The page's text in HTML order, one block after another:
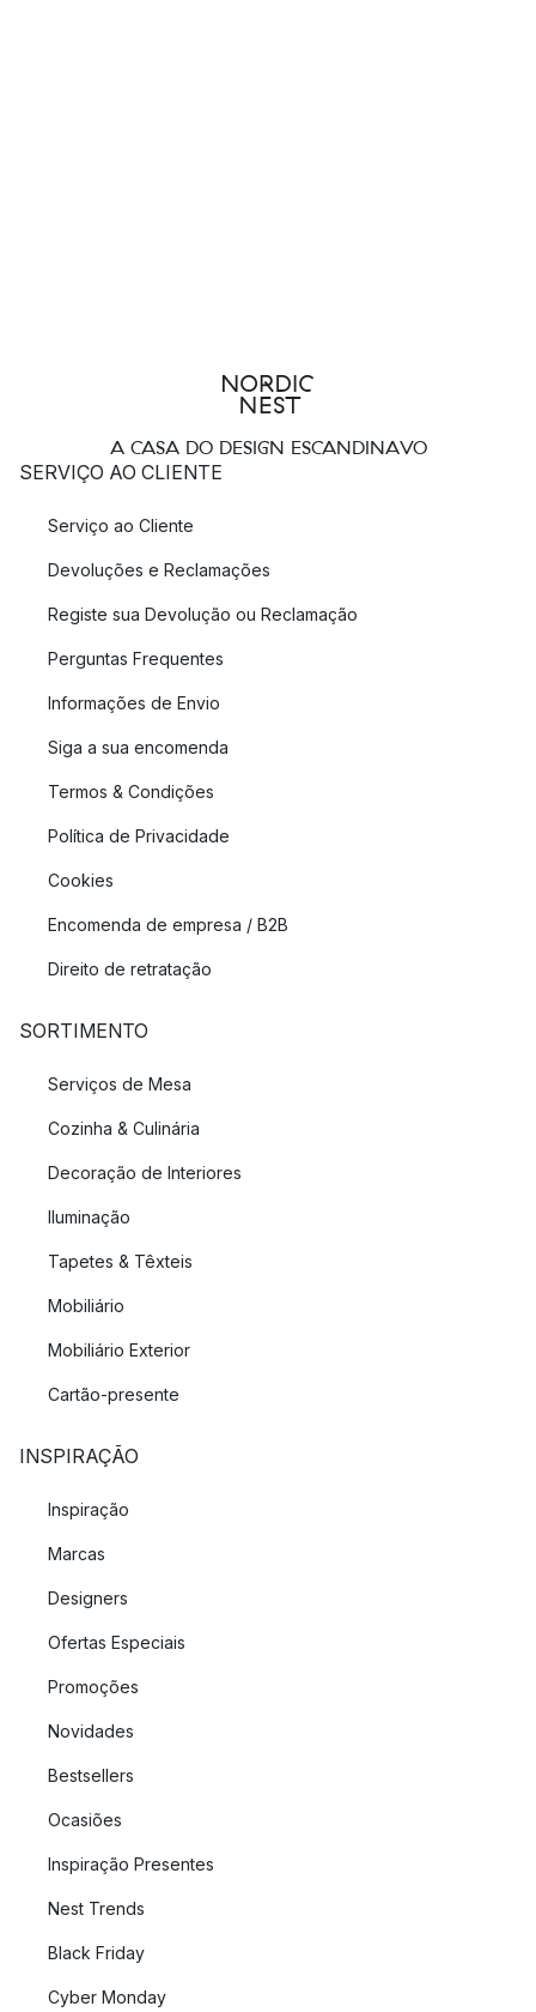
A CASA DO DESIGN ESCANDINAVO
SERVIÇO AO CLIENTE
Serviço ao Cliente
Devoluções e Reclamações
Registe sua Devolução ou Reclamação
Perguntas Frequentes
Informações de Envio
Siga a sua encomenda
Termos & Condições
Política de Privacidade
Cookies
Encomenda de empresa / B2B
Direito de retratação
SORTIMENTO
Serviços de Mesa
Cozinha & Culinária
Decoração de Interiores
Iluminação
Tapetes & Têxteis
Mobiliário
Mobiliário Exterior
Cartão-presente
INSPIRAÇÃO
Inspiração
Marcas
Designers
Ofertas Especiais
Promoções
Novidades
Bestsellers
Ocasiões
Inspiração Presentes
Nest Trends
Black Friday
Cyber Monday